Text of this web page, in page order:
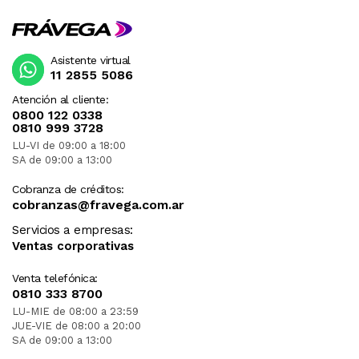
Atención al cliente:
0800 122 0338
0810 999 3728
LU-VI de 09:00 a 18:00
SA de 09:00 a 13:00
Cobranza de créditos:
cobranzas@fravega.com.ar
Servicios a empresas:
Ventas corporativas
Venta telefónica:
0810 333 8700
LU-MIE de 08:00 a 23:59
JUE-VIE de 08:00 a 20:00
SA de 09:00 a 13:00
Asistente virtual
11 2855 5086